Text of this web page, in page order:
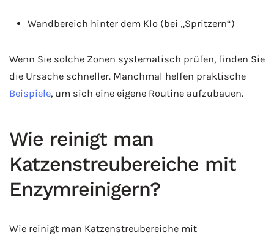
Wandbereich hinter dem Klo (bei „Spritzern“)
Wenn Sie solche Zonen systematisch prüfen, finden Sie
die Ursache schneller. Manchmal helfen praktische
Beispiele, um sich eine eigene Routine aufzubauen.
Wie reinigt man
Katzenstreubereiche mit
Enzymreinigern?
Wie reinigt man Katzenstreubereiche mit